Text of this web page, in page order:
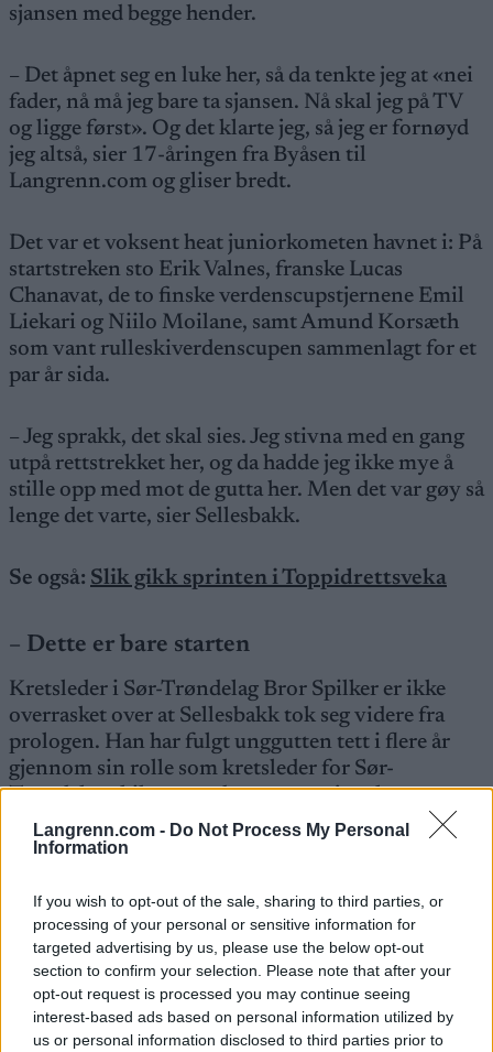
Langrenn.com - Do Not Process My Personal
Information
If you wish to opt-out of the sale, sharing to third parties, or
processing of your personal or sensitive information for
targeted advertising by us, please use the below opt-out
section to confirm your selection. Please note that after your
opt-out request is processed you may continue seeing
interest-based ads based on personal information utilized by
us or personal information disclosed to third parties prior to
sjansen med begge hender.
– Det åpnet seg en luke her, så da tenkte jeg at «nei
fader, nå må jeg bare ta sjansen. Nå skal jeg på TV
og ligge først». Og det klarte jeg, så jeg er fornøyd
jeg altså, sier 17-åringen fra Byåsen til
Langrenn.com og gliser bredt.
Det var et voksent heat juniorkometen havnet i: På
startstreken sto Erik Valnes, franske Lucas
Chanavat, de to finske verdenscupstjernene Emil
Liekari og Niilo Moilane, samt Amund Korsæth
som vant rulleskiverdenscupen sammenlagt for et
par år sida.
– Jeg sprakk, det skal sies. Jeg stivna med en gang
utpå rettstrekket her, og da hadde jeg ikke mye å
stille opp med mot de gutta her. Men det var gøy så
lenge det varte, sier Sellesbakk.
Se også: Slik gikk sprinten i Toppidrettsveka
– Dette er bare starten
Kretsleder i Sør-Trøndelag Bror Spilker er ikke
overrasket over at Sellesbakk tok seg videre fra
prologen. Han har fulgt unggutten tett i flere år
gjennom sin rolle som kretsleder for Sør-
Trøndelag skikrets under store nasjonale
konkurranser.
sett han dette fra gull både på Hovedlandsrennet
og i junior-NM, sier Spilker til Langrenn.com.
Han tror imidlertid at langrennstalentet kommer
til å «vokse av seg» uflaksen med mer rutine.